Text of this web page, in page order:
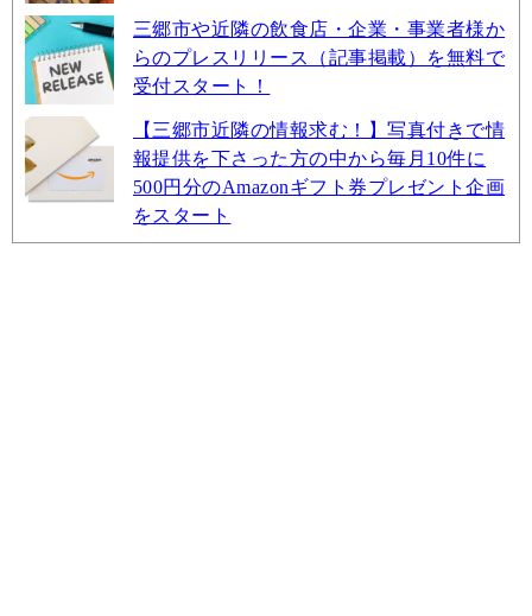
三郷市や近隣の飲食店・企業・事業者様か
らのプレスリリース（記事掲載）を無料で
受付スタート！
【三郷市近隣の情報求む！】写真付きで情
報提供を下さった方の中から毎月10件に
500円分のAmazonギフト券プレゼント企画
をスタート